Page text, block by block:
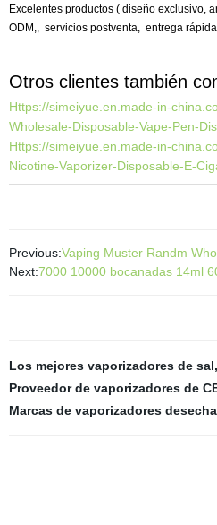
Excelentes productos ( diseño exclusivo,
ODM,, servicios postventa, entrega
Otros clientes también
Https://simeiyue.en.made-in-
Wholesale-Disposable-Vape-Pen-
Https://simeiyue.en.made-in-
Nicotine-Vaporizer-Disposable-E-
Previous:Vaping Muster Randm
Next:7000 10000 bocanadas 14ml
Los mejores vaporizadores de sal,
Proveedor de vaporizadores de
Marcas de vaporizadores